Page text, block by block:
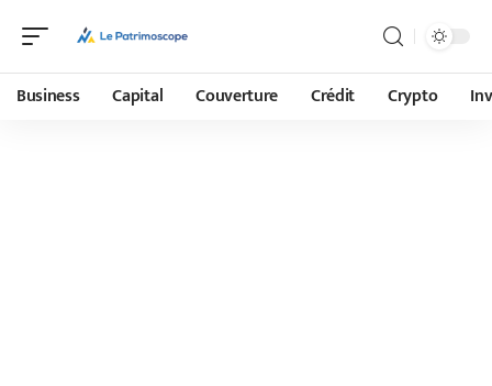
Business Capital Couverture Crédit Crypto